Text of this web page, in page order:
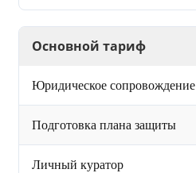
Основной тариф
Юридическое сопровождение
Подготовка плана защиты
Личный куратор